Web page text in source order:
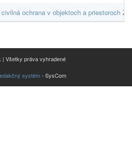
ochrana v objektoch a priestoroch
| Všetky práva vyhradené
systém- SysCom